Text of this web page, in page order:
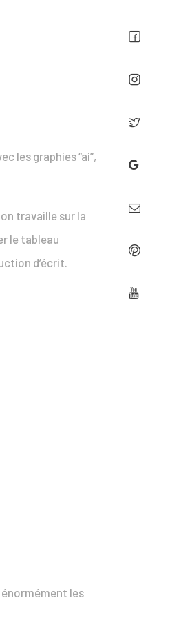
les graphies “ai”,
travaille sur la
le tableau
d’écrit.
énormément les